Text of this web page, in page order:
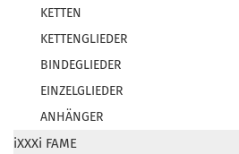
KETTEN
KETTENGLIEDER
BINDEGLIEDER
EINZELGLIEDER
ANHÄNGER
iXXXi FAME